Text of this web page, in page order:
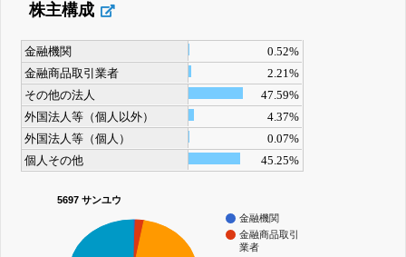
株主構成
金融機関
0.52%
金融商品取引業者
2.21%
その他の法人
47.59%
外国法人等（個人以外）
4.37%
外国法人等（個人）
0.07%
個人その他
45.25%
5697 サンユウ
金融機関
金融商品取引
業者